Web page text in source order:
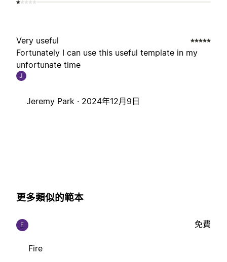
Very useful
Fortunately I can use this useful template in my
unfortunate time
J
Jeremy Park · 2024年12月9日
更多類似的範本
F
Fire
免費